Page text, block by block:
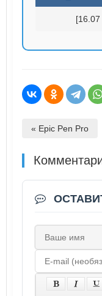
[16.07
« Epic Pen Pro